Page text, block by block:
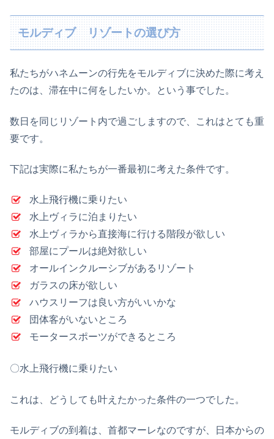
モルディブ リゾートの選び方
私たちがハネムーンの行先をモルディブに決めた際に考え
たのは、滞在中に何をしたいか。という事でした。
数日を同じリゾート内で過ごしますので、これはとても重
要です。
下記は実際に私たちが一番最初に考えた条件です。
水上飛行機に乗りたい
水上ヴィラに泊まりたい
水上ヴィラから直接海に行ける階段が欲しい
部屋にプールは絶対欲しい
オールインクルーシブがあるリゾート
ガラスの床が欲しい
ハウスリーフは良い方がいいかな
団体客がいないところ
モータースポーツができるところ
〇水上飛行機に乗りたい
これは、どうしても叶えたかった条件の一つでした。
モルディブの到着は、首都マーレなのですが、日本からの